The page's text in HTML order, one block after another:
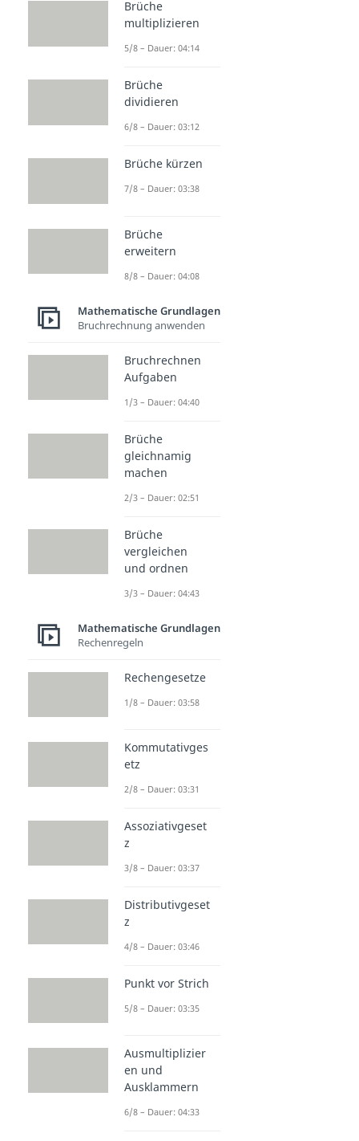
Brüche
multiplizieren
5/8 – Dauer: 04:14
Brüche
dividieren
6/8 – Dauer: 03:12
Brüche kürzen
7/8 – Dauer: 03:38
Brüche
erweitern
8/8 – Dauer: 04:08
Mathematische Grundlagen
Bruchrechnung anwenden
Bruchrechnen
Aufgaben
1/3 – Dauer: 04:40
Brüche
gleichnamig
machen
2/3 – Dauer: 02:51
Brüche
vergleichen
und ordnen
3/3 – Dauer: 04:43
Mathematische Grundlagen
Rechenregeln
Rechengesetze
1/8 – Dauer: 03:58
Kommutativges
etz
2/8 – Dauer: 03:31
Assoziativgeset
z
3/8 – Dauer: 03:37
Distributivgeset
z
4/8 – Dauer: 03:46
Punkt vor Strich
5/8 – Dauer: 03:35
Ausmultiplizier
en und
Ausklammern
6/8 – Dauer: 04:33